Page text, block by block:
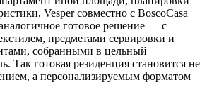
Vesper совместно с BoscoCasa
готовое решение — с
предметами сервировки и
собранными в цельный
Так готовая резиденция становится не
а персонализируемым форматом